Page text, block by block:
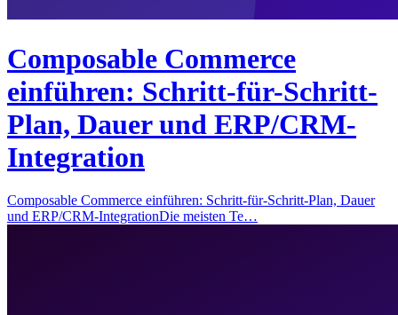
Composable Commerce
einführen: Schritt-für-Schritt-
Plan, Dauer und ERP/CRM-
Integration
Composable Commerce einführen: Schritt-für-Schritt-Plan, Dauer
und ERP/CRM-IntegrationDie meisten Te…